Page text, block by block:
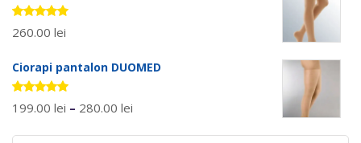
Evaluat la
5.00stele
260.00 lei
Ciorapi pantalon DUOMED
Evaluat la
5.00stele
199.00 lei – 280.00 lei